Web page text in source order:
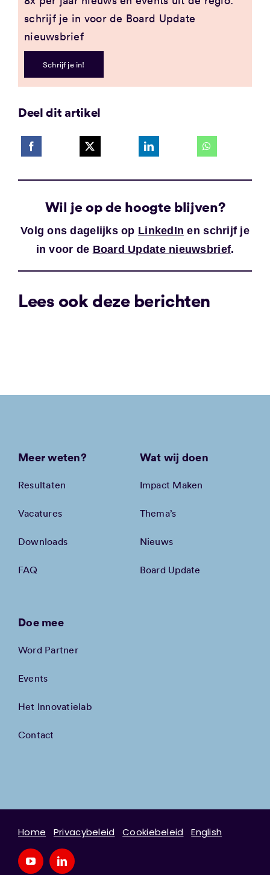
schrijf je in voor de Board Update
nieuwsbrief
Schrijf je in!
Deel dit artikel
Wil je op de hoogte blijven?
Volg ons dagelijks op LinkedIn en schrijf je
in voor de Board Update nieuwsbrief.
Lees ook deze berichten
Meer weten?
Resultaten
Vacatures
Downloads
FAQ
Wat wij doen
Impact Maken
Thema’s
Nieuws
Board Update
Doe mee
Word Partner
Events
Het Innovatielab
Contact
Home Privacybeleid Cookiebeleid English